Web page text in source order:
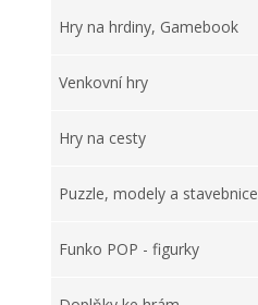
Hry na hrdiny, Gamebook
Venkovní hry
Hry na cesty
Puzzle, modely a stavebnice
Funko POP - figurky